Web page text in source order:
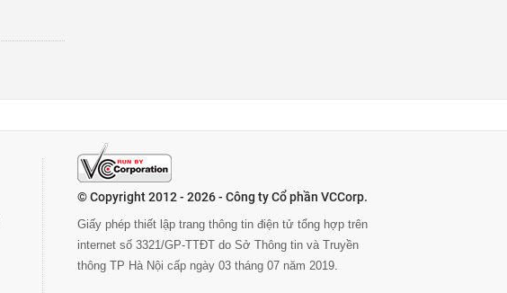
© Copyright 2012 - 2026 - Công ty Cổ phần VCCorp.
Giấy phép thiết lập trang thông tin điện tử tổng hợp trên
internet số 3321/GP-TTĐT do Sở Thông tin và Truyền
thông TP Hà Nội cấp ngày 03 tháng 07 năm 2019.